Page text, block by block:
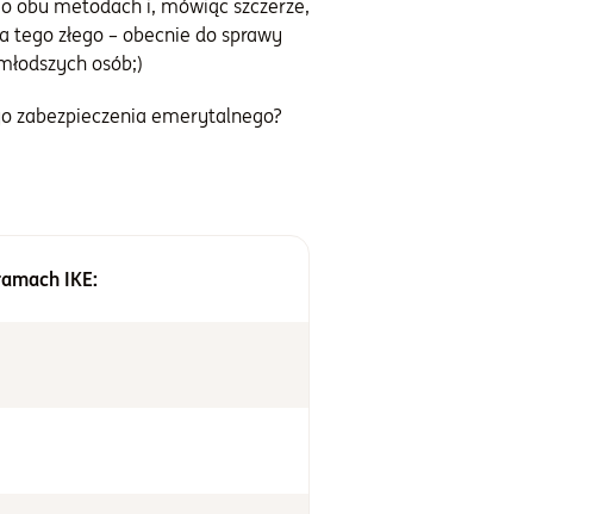
obu metodach i, mówiąc szczerze,
złego – obecnie do sprawy
osób;)
zabezpieczenia emerytalnego?
IKE: